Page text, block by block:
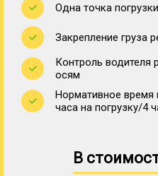
Одна точка
Закрепление груза
Контроль водителя
осям
Нормативное время
часа на погрузку/4
В